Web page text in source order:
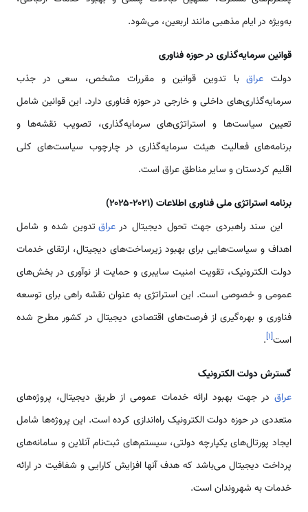
به‌ویژه در ایام مذهبی مانند اربعین، می‌شود.
قوانین سرمایه‌گذاری در حوزه فناوری
دولت عراقبا تدوین قوانین و مقررات مشخص، سعی در جذب
سرمایه‌گذاری‌های داخلی و خارجی در حوزه فناوری دارد. این قوانین شامل
تعیین سیاست‌ها و استراتژی‌های سرمایه‌گذاری، تصویب نقشه‌ها و
برنامه‌های فعالیت هیئت سرمایه‌گذاری در چارچوب سیاست‌های کلی
اقلیم کردستان و سایر مناطق عراق است.
برنامه استراتژی ملی فناوری اطلاعات (۲۰۲۱-۲۰۲۵)
این سند راهبردی جهت تحول دیجیتال درعراق تدوین شده و شامل
اهداف و سیاست‌هایی برای بهبود زیرساخت‌های دیجیتال، ارتقای خدمات
دولت الکترونیک، تقویت امنیت سایبری و حمایت از نوآوری در بخش‌های
عمومی و خصوصی است. این استراتژی به عنوان نقشه راهی برای توسعه
فناوری و بهره‌گیری از فرصت‌های اقتصادی دیجیتال در کشور مطرح شده
است[۱]
.
گسترش دولت الکترونیک
عراق در جهت بهبود ارائه خدمات عمومی از طریق دیجیتال، پروژه‌های
متعددی در حوزه دولت الکترونیک راه‌اندازی کرده است. این پروژه‌ها شامل
ایجاد پورتال‌های یکپارچه دولتی، سیستم‌های ثبت‌نام آنلاین و سامانه‌های
پرداخت دیجیتال می‌باشد که هدف آنها افزایش کارایی و شفافیت در ارائه
خدمات به شهروندان است.